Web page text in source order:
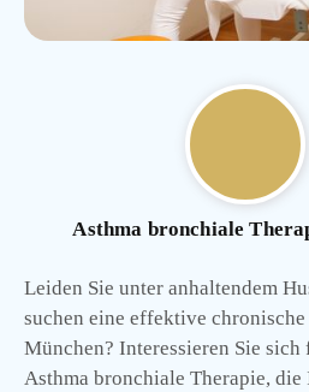
Asthma bronchiale
Leiden Sie unter anhaltendem
suchen eine effektive
München? Interessieren Sie
Asthma bronchiale Therapie,